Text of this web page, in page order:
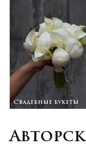
Свадебные букеты